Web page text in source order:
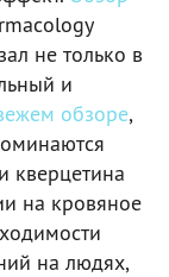
не только в
и
обзоре,
кверцетина
на кровяное
на людях,